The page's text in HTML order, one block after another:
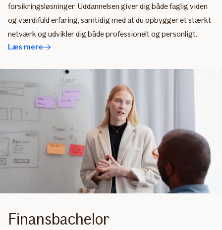
forsikringsløsninger. Uddannelsen giver dig både faglig viden
og værdifuld erfaring, samtidig med at du opbygger et stærkt
netværk og udvikler dig både professionelt og personligt.​
Læs mere
Finansbachelor